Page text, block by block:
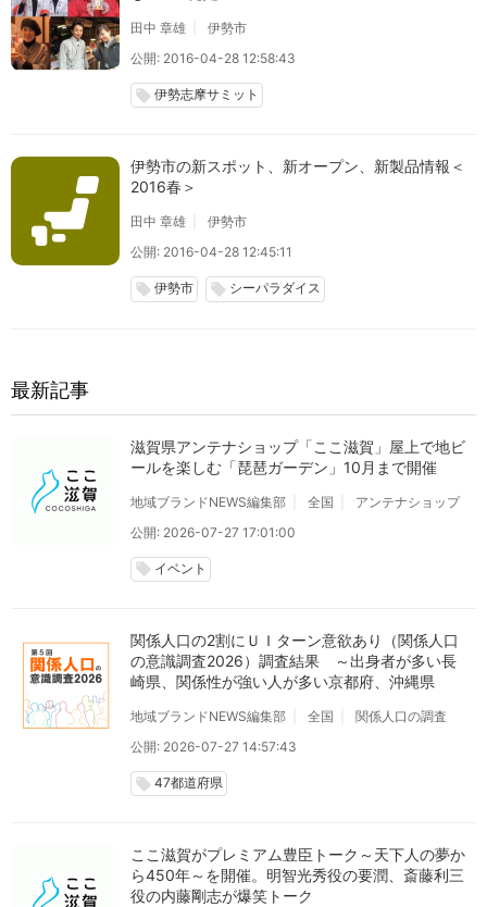
田中 章雄
伊勢市
公開: 2016-04-28 12:58:43
local_offer 伊勢志摩サミット
伊勢市の新スポット、新オープン、新製品情報＜
2016春＞
田中 章雄
伊勢市
公開: 2016-04-28 12:45:11
local_offer 伊勢市 local_offer シーパラダイス
最新記事
滋賀県アンテナショップ「ここ滋賀」屋上で地ビ
ールを楽しむ「琵琶ガーデン」10月まで開催
地域ブランドNEWS編集部 全国
アンテナショップ
公開: 2026-07-27 17:01:00
local_offer イベント
関係人口の2割にＵＩターン意欲あり（関係人口
の意識調査2026）調査結果 ～出身者が多い長
崎県、関係性が強い人が多い京都府、沖縄県
地域ブランドNEWS編集部 全国
関係人口の調査
公開: 2026-07-27 14:57:43
local_offer 47都道府県
ここ滋賀がプレミアム豊臣トーク～天下人の夢か
ら450年～を開催。明智光秀役の要潤、斎藤利三
役の内藤剛志が爆笑トーク